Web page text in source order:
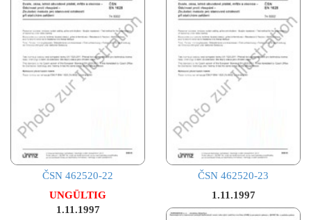
ČSN 462520-22
UNGÜLTIG
1.11.1997
ČSN 462520-23
1.11.1997